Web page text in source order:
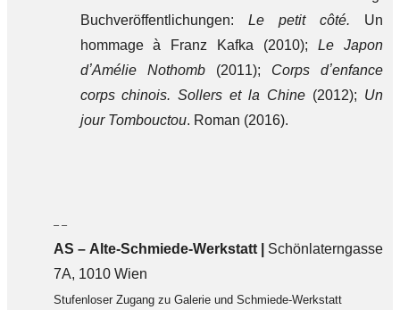
Buchveröffentlichungen: Le petit côté. Un
hommage à Franz Kafka (2010); Le Japon
dʼAmélie Nothomb(2011); Corps dʼenfance
corps chinois. Sollers et la Chine(2012); Un
jour Tombouctou. Roman (2016).
– –
AS – Alte-Schmiede-Werkstatt | Schönlaterngasse
7A, 1010 Wien
Stufenloser Zugang zu Galerie und Schmiede-Werkstatt